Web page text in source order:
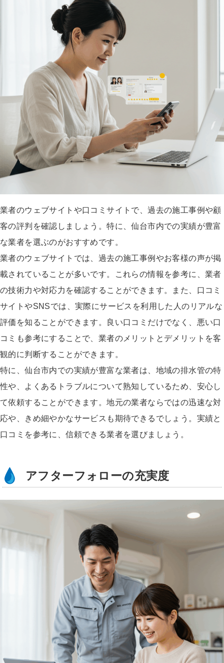
業者のウェブサイトや口コミサイトで、過去の施工事例や顧
客の評判を確認しましょう。特に、仙台市内での実績が豊富
な業者を選ぶのがおすすめです。
業者のウェブサイトでは、過去の施工事例やお客様の声が掲
載されていることが多いです。これらの情報を参考に、業者
の技術力や対応力を確認することができます。また、口コミ
サイトやSNSでは、実際にサービスを利用した人のリアルな
評価を知ることができます。良い口コミだけでなく、悪い口
コミも参考にすることで、業者のメリットとデメリットを客
観的に判断することができます。
特に、仙台市内での実績が豊富な業者は、地域の排水管の特
性や、よくあるトラブルについて熟知しているため、安心し
て依頼することができます。地元の業者ならではの迅速な対
応や、きめ細やかなサービスも期待できるでしょう。実績と
口コミを参考に、信頼できる業者を選びましょう。
アフターフォローの充実度